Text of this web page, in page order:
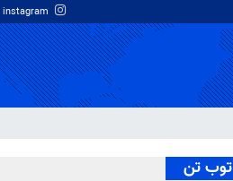
توب تن